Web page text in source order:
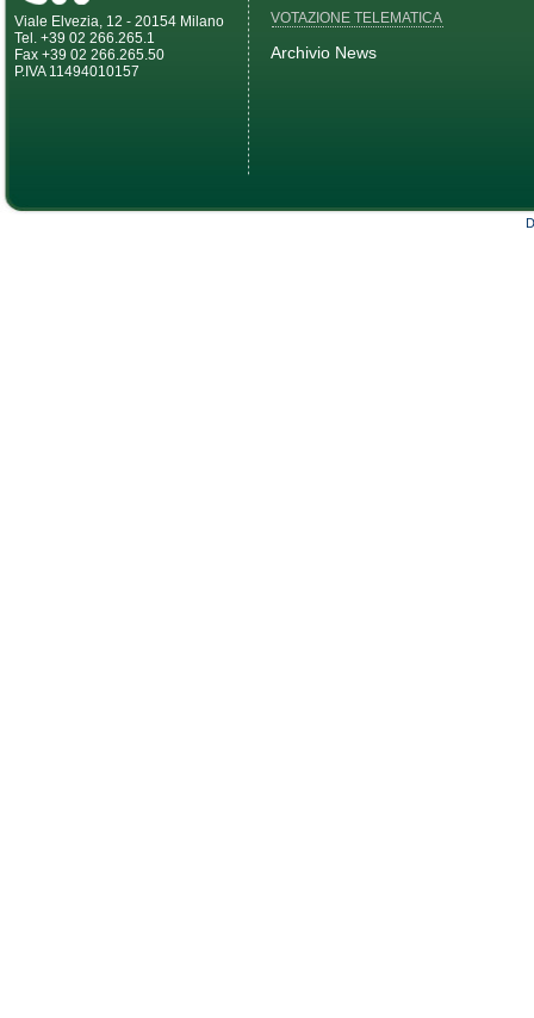
Viale Elvezia, 12 - 20154 Milano
Tel. +39 02 266.265.1
Fax +39 02 266.265.50
P.IVA 11494010157
VOTAZIONE TELEMATICA
Archivio News